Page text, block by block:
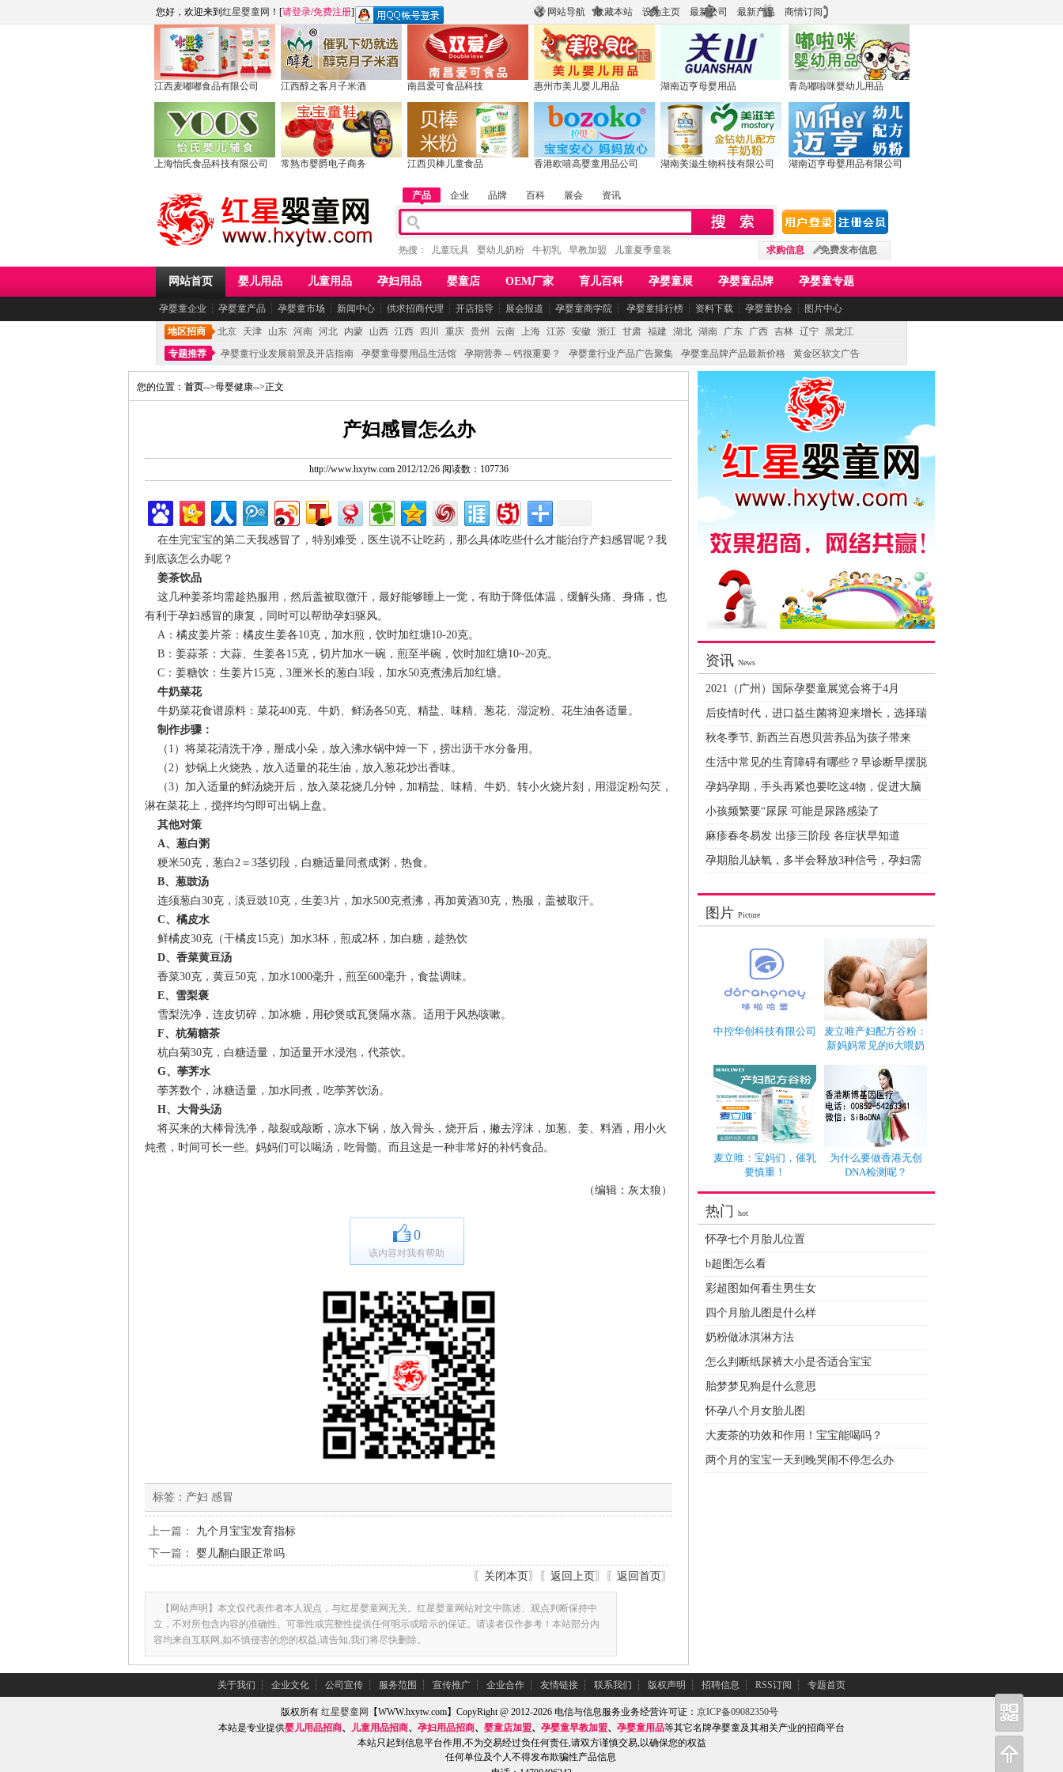
网站导航 收藏本站 设为主页 最新公司 最新产品 商情订阅
您好，欢迎来到 红星婴童网 ！[请登录/免费注册]
江西麦嘟嘟食品有限公司 江西醇之客月子米酒 南昌爱可食品科技 惠州市美儿婴儿用品 湖南迈亨母婴用品 青岛嘟啦咪婴幼儿用品
上海怡氏食品科技有限公司 常熟市婴爵电子商务 江西贝棒儿童食品 香港欧嘻高婴童用品公司 湖南美滋生物科技有限公司 湖南迈亨母婴用品有限公司
产品 企业 品牌 百科 展会 资讯
求购信息 免费发布信息
热搜： 儿童玩具 婴幼儿奶粉 牛初乳 早教加盟 儿童夏季童装
网站首页 婴儿用品 儿童用品 孕妇用品 婴童店 OEM厂家 育儿百科 孕婴童展 孕婴童品牌 孕婴童专题
孕婴童企业 ┆ 孕婴童产品 ┆ 孕婴童市场 ┆ 新闻中心 ┆ 供求招商代理 ┆ 开店指导 ┆ 展会报道 ┆ 孕婴童商学院 ┆ 孕婴童排行榜 ┆ 资料下载 ┆ 孕婴童协会 ┆ 图片中心
地区招商 北京 天津 山东 河南 河北 内蒙 山西 江西 四川 重庆 贵州 云南 上海 江苏 安徽 浙江 甘肃 福建 湖北 湖南 广东 广西 吉林 辽宁 黑龙江
专题推荐
孕婴童行业发展前景及开店指南 孕婴童母婴用品生活馆 孕期营养 -- 钙很重要？ 孕婴童行业产品广告聚集 孕婴童品牌产品最新价格 黄金区软文广告
您的位置： 首页-->母婴健康-->正文
产妇感冒怎么办
http://www.hxytw.com 2012/12/26 阅读数：107736
在生完宝宝的第二天我感冒了，特别难受，医生说不让吃药，那么具体吃些什么才能治疗产妇感冒呢？我
到底该怎么办呢？
姜茶饮品
这几种姜茶均需趁热服用，然后盖被取微汗，最好能够睡上一觉，有助于降低体温，缓解头痛、身痛，也
有利于孕妇感冒的康复，同时可以帮助孕妇驱风。
A：橘皮姜片茶：橘皮生姜各10克，加水煎，饮时加红塘10-20克。
B：姜蒜茶：大蒜、生姜各15克，切片加水一碗，煎至半碗，饮时加红塘10~20克。
C：姜糖饮：生姜片15克，3厘米长的葱白3段，加水50克煮沸后加红塘。
牛奶菜花
牛奶菜花食谱原料：菜花400克、牛奶、鲜汤各50克、精盐、味精、葱花、湿淀粉、花生油各适量。
制作步骤：
（1）将菜花清洗干净，掰成小朵，放入沸水锅中焯一下，捞出沥干水分备用。
（2）炒锅上火烧热，放入适量的花生油，放入葱花炒出香味。
（3）加入适量的鲜汤烧开后，放入菜花烧几分钟，加精盐、味精、牛奶、转小火烧片刻，用湿淀粉勾芡，
淋在菜花上，搅拌均匀即可出锅上盘。
其他对策
A、葱白粥
粳米50克，葱白2＝3茎切段，白糖适量同煮成粥，热食。
B、葱豉汤
连须葱白30克，淡豆豉10克，生姜3片，加水500克煮沸，再加黄酒30克，热服，盖被取汗。
C、橘皮水
鲜橘皮30克（干橘皮15克）加水3杯，煎成2杯，加白糖，趁热饮
D、香菜黄豆汤
香菜30克，黄豆50克，加水1000毫升，煎至600毫升，食盐调味。
E、雪梨褒
雪梨洗净，连皮切碎，加冰糖，用砂煲或瓦煲隔水蒸。适用于风热咳嗽。
F、杭菊糖茶
杭白菊30克，白糖适量，加适量开水浸泡，代茶饮。
G、荸荠水
荸荠数个，冰糖适量，加水同煮，吃荸荠饮汤。
H、大骨头汤
将买来的大棒骨洗净，敲裂或敲断，凉水下锅，放入骨头，烧开后，撇去浮沫，加葱、姜、料酒，用小火
炖煮，时间可长一些。妈妈们可以喝汤，吃骨髓。而且这是一种非常好的补钙食品。
（编辑：灰太狼）
0
该内容对我有帮助
标签： 产妇 感冒
上一篇： 九个月宝宝发育指标
下一篇： 婴儿翻白眼正常吗
〖 关闭本页〗〖 返回上页〗〖 返回首页〗
【网站声明】本文仅代表作者本人观点，与红星婴童网无关。红星婴童网站对文中陈述、观点判断保持中
立，不对所包含内容的准确性、可靠性或完整性提供任何明示或暗示的保证。请读者仅作参考！本站部分内
容均来自互联网,如不慎侵害的您的权益,请告知,我们将尽快删除。
资讯 News
2021（广州）国际孕婴童展览会将于4月
后疫情时代，进口益生菌将迎来增长，选择瑞
秋冬季节, 新西兰百恩贝营养品为孩子带来
生活中常见的生育障碍有哪些？早诊断早摆脱
孕妈孕期，手头再紧也要吃这4物，促进大脑
小孩频繁要“尿尿 可能是尿路感染了
麻疹春冬易发 出疹三阶段 各症状早知道
孕期胎儿缺氧，多半会释放3种信号，孕妇需
图片 Picture
中控华创科技有限公司
麦立唯产妇配方谷粉：
新妈妈常见的6大喂奶
麦立唯：宝妈们，催乳
要慎重！
为什么要做香港无创
DNA检测呢？
热门 hot
怀孕七个月胎儿位置
b超图怎么看
彩超图如何看生男生女
四个月胎儿图是什么样
奶粉做冰淇淋方法
怎么判断纸尿裤大小是否适合宝宝
胎梦梦见狗是什么意思
怀孕八个月女胎儿图
大麦茶的功效和作用！宝宝能喝吗？
两个月的宝宝一天到晚哭闹不停怎么办
关于我们 ┆ 企业文化 ┆ 公司宣传 ┆ 服务范围 ┆ 宣传推广 ┆ 企业合作 ┆ 友情链接 ┆ 联系我们 ┆ 版权声明 ┆ 招聘信息 ┆ RSS订阅 ┆ 专题首页
版权所有 红星婴童网 【WWW.hxytw.com】CopyRight @ 2012-2026 电信与信息服务业务经营许可证： 京ICP备09082350号
本站是专业提供婴儿用品招商、 儿童用品招商、 孕妇用品招商、 婴童店加盟、 孕婴童早教加盟、 孕婴童用品等其它名牌孕婴童及其相关产业的招商平台
本站只起到信息平台作用,不为交易经过负任何责任,请双方谨慎交易,以确保您的权益
任何单位及个人不得发布欺骗性产品信息